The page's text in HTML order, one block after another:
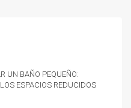
un baño pequeño:
espacios reducidos